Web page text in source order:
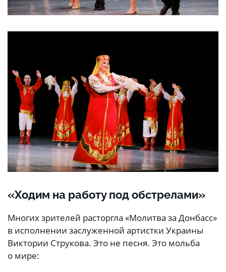
«Ходим на работу под обстрелами»
Многих зрителей расторгла «Молитва за Донбасс»
в исполнении заслуженной артистки Украины
Виктории Струкова. Это не песня. Это мольба
о мире: